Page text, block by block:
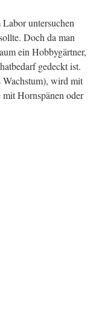
untersuchen
Doch da man
ein Hobbygärtner,
gedeckt ist.
Wachstum), wird mit
Hornspänen oder